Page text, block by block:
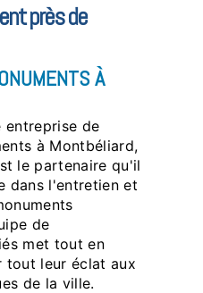
près de
À
entreprise de
à Montbéliard,
le partenaire qu'il
dans l'entretien et
de
met tout en
leur éclat aux
de la ville.